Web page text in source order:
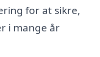
for at sikre,
i mange år